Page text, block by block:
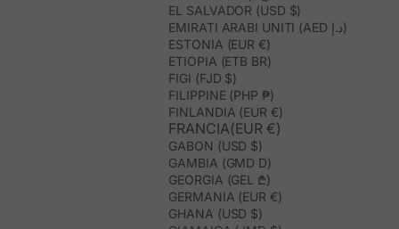
EL SALVADOR (USD $)
EMIRATI ARABI UNITI (AED د.إ)
ESTONIA (EUR €)
ETIOPIA (ETB BR)
FIGI (FJD $)
FILIPPINE (PHP ₱)
FINLANDIA (EUR €)
FRANCIA(EUR €)
GABON (USD $)
GAMBIA (GMD D)
GEORGIA (GEL ₾)
GERMANIA (EUR €)
GHANA (USD $)